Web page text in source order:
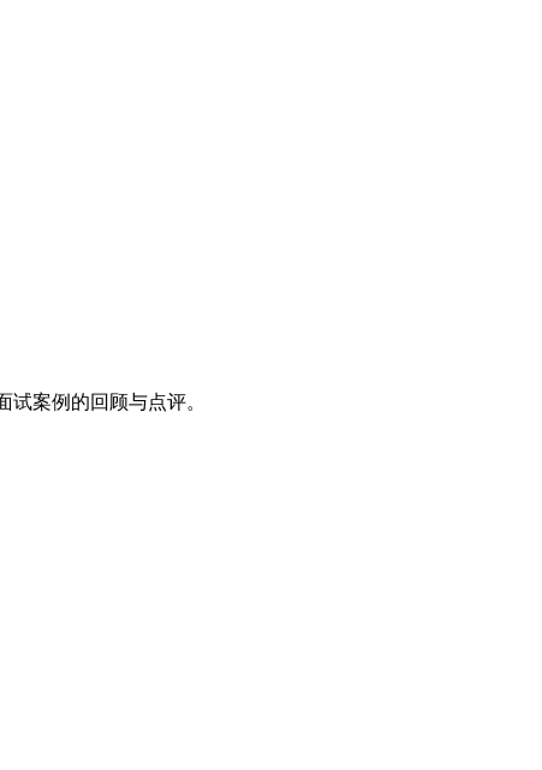
案例的回顾与点评。